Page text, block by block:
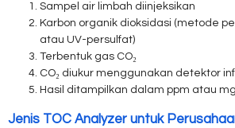
Sampel air limbah diinjeksikan
Karbon organik dioksidasi (metode
atau UV-persulfat)
Terbentuk gas CO₂
CO₂ diukur menggunakan detektor
Hasil ditampilkan dalam ppm atau
Jenis TOC Analyzer untuk